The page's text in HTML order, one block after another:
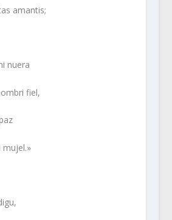
amantis;
nuera
fiel,
mujel.»